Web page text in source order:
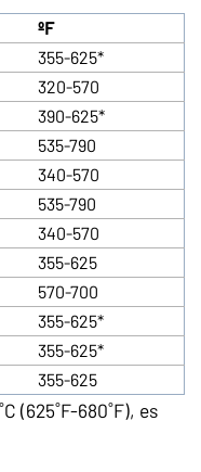
ºF
355-625*
320-570
390-625*
535-790
340-570
535-790
340-570
355-625
570-700
355-625*
355-625*
355-625
(625˚F-680˚F), es